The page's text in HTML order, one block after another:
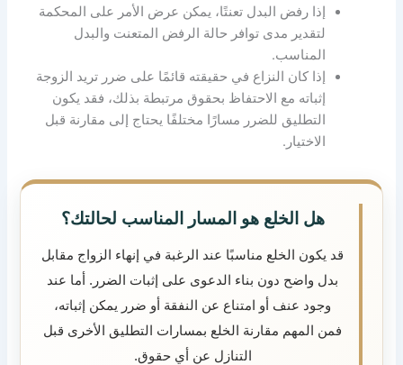
إذا رفض البدل تعنتًا، يمكن عرض الأمر على المحكمة
لتقدير مدى توافر حالة الرفض المتعنت والبدل
المناسب.
إذا كان النزاع في حقيقته قائمًا على ضرر تريد الزوجة
إثباته مع الاحتفاظ بحقوق مرتبطة بذلك، فقد يكون
التطليق للضرر مسارًا مختلفًا يحتاج إلى مقارنة قبل
الاختيار.
هل الخلع هو المسار المناسب لحالتك؟
قد يكون الخلع مناسبًا عند الرغبة في إنهاء الزواج مقابل
بدل واضح دون بناء الدعوى على إثبات الضرر. أما عند
وجود عنف أو امتناع عن النفقة أو ضرر يمكن إثباته،
فمن المهم مقارنة الخلع بمسارات التطليق الأخرى قبل
التنازل عن أي حقوق.